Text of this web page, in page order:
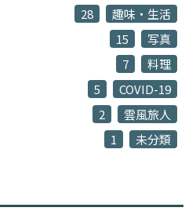
趣味・生活
28
写真
15
料理
7
COVID-19
5
雲風旅人
2
未分類
1